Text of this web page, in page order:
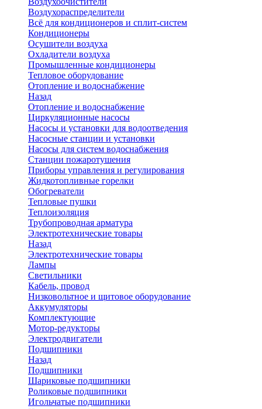
Воздухораспределители
Всё для кондиционеров и сплит-систем
Кондиционеры
Осушители воздуха
Охладители воздуха
Промышленные кондиционеры
Тепловое оборудование
Отопление и водоснабжение
Назад
Отопление и водоснабжение
Циркуляционные насосы
Насосы и установки для водоотведения
Насосные станции и установки
Насосы для систем водоснабжения
Станции пожаротушения
Приборы управления и регулирования
Жидкотопливные горелки
Обогреватели
Тепловые пушки
Теплоизоляция
Трубопроводная арматура
Электротехнические товары
Назад
Электротехнические товары
Лампы
Светильники
Кабель, провод
Низковольтное и щитовое оборудование
Аккумуляторы
Комплектующие
Мотор-редукторы
Электродвигатели
Подшипники
Назад
Подшипники
Шариковые подшипники
Роликовые подшипники
Игольчатые подшипники